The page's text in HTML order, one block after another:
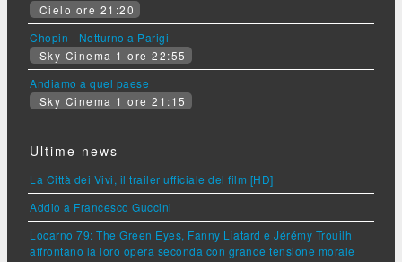
Cielo ore 21:20
Chopin - Notturno a Parigi
Sky Cinema 1 ore 22:55
Andiamo a quel paese
Sky Cinema 1 ore 21:15
Ultime news
La Città dei Vivi, il trailer ufficiale del film [HD]
Addio a Francesco Guccini
Locarno 79: The Green Eyes, Fanny Liatard e Jérémy Trouilh
affrontano la loro opera seconda con grande tensione morale